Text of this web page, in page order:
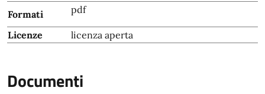
Formati
pdf
Licenze licenza aperta
Documenti